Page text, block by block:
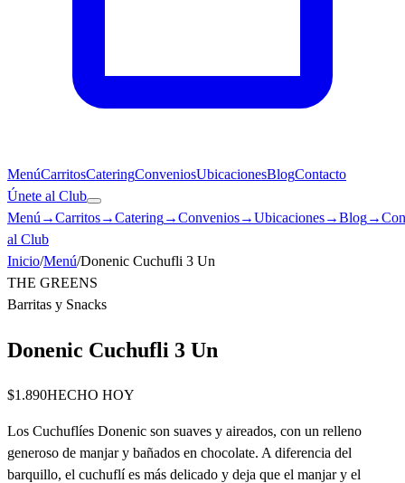
MenúCarritosCateringConveniosUbicacionesBlogContacto
Únete al Club
Menú →Carritos→Catering→Convenios→Ubicaciones→Blog→
al Club
Inicio/Menú/Donenic Cuchufli 3 Un
THE GREENS
Barritas y Snacks
Donenic Cuchufli 3 Un
$1.890HECHO HOY
Los Cuchuflíes Donenic son suaves y aireados, con un relleno
generoso de manjar y bañados en chocolate. A diferencia del
barquillo, el cuchuflí es más delicado y deja que el manjar y el